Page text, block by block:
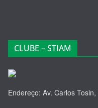
CLUBE – STIAM
Endereço: Av. Carlos